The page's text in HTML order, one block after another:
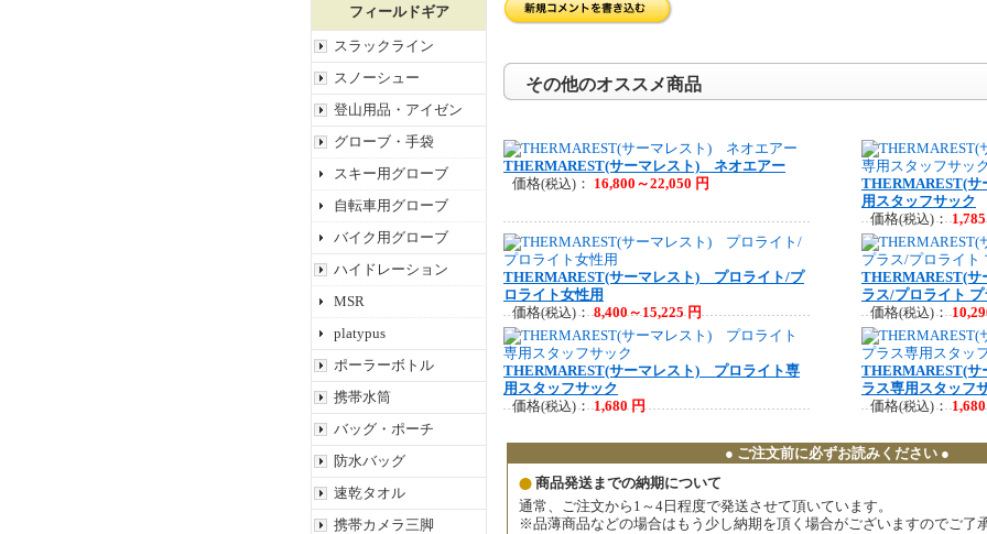
フィールドギア
スラックライン
スノーシュー
登山用品・アイゼン
グローブ・手袋
スキー用グローブ
自転車用グローブ
バイク用グローブ
ハイドレーション
MSR
platypus
ポーラーボトル
携帯水筒
バッグ・ポーチ
防水バッグ
速乾タオル
携帯カメラ三脚
その他のオススメ商品
THERMAREST(サーマレスト) ネオエアー
価格(税込) ： 16,800～22,050 円
THERMAREST(
用スタッフサック
価格(税込)：
THERMAREST(サーマレスト) プロライト/プ
ロライト女性用
価格(税込)：8,400～15,225 円
THERMAREST(
ラス/プロライト プ
価格(税込)：
THERMAREST(サーマレスト) プロライト専
用スタッフサック
価格(税込)：1,680 円
THERMAREST(
ラス専用スタッフ
価格(税込)：
● ご注文前に必ずお読みください ●
商品発送までの納期について
通常、ご注文から1～4日程度で発送させて頂いています。
※品薄商品などの場合はもう少し納期を頂く場合がございますのでご了